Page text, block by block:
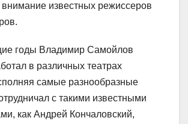
внимание известных режиссеров
годы Владимир Самойлов
в различных театрах
самые разнообразные
с такими известными
как Андрей Кончаловский,